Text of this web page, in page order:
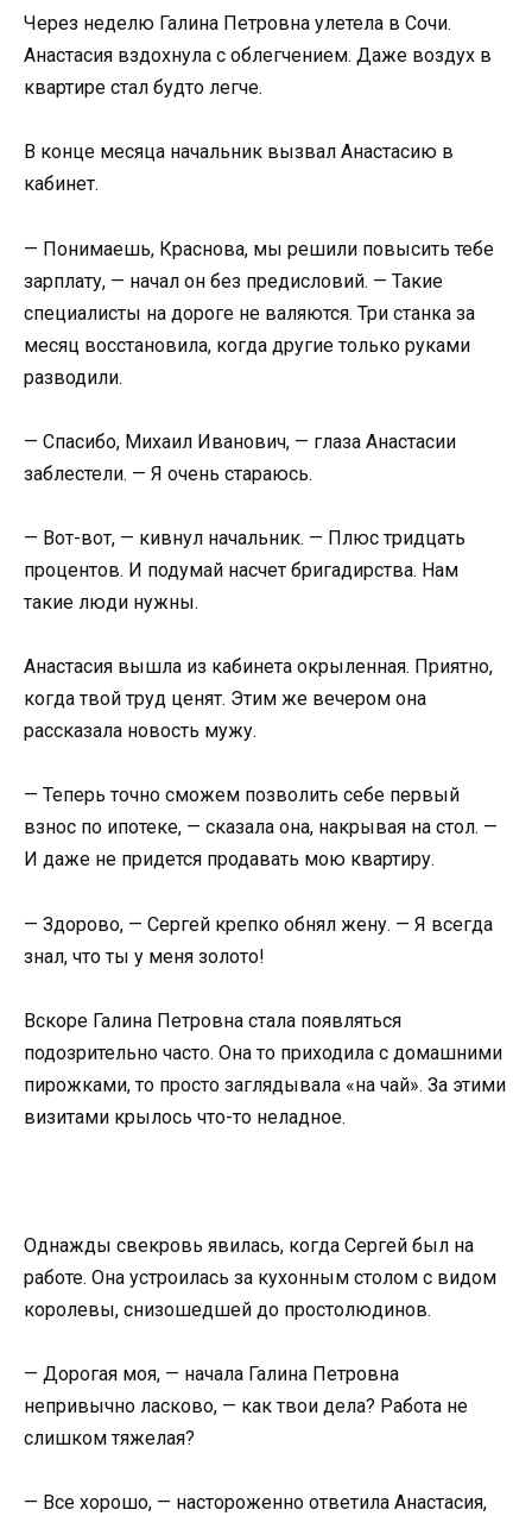
Через неделю Галина Петровна улетела в Сочи.
Анастасия вздохнула с облегчением. Даже воздух в
квартире стал будто легче.
В конце месяца начальник вызвал Анастасию в
кабинет.
— Понимаешь, Краснова, мы решили повысить тебе
зарплату, — начал он без предисловий. — Такие
специалисты на дороге не валяются. Три станка за
месяц восстановила, когда другие только руками
разводили.
— Спасибо, Михаил Иванович, — глаза Анастасии
заблестели. — Я очень стараюсь.
— Вот-вот, — кивнул начальник. — Плюс тридцать
процентов. И подумай насчет бригадирства. Нам
такие люди нужны.
Анастасия вышла из кабинета окрыленная. Приятно,
когда твой труд ценят. Этим же вечером она
рассказала новость мужу.
— Теперь точно сможем позволить себе первый
взнос по ипотеке, — сказала она, накрывая на стол. —
И даже не придется продавать мою квартиру.
— Здорово, — Сергей крепко обнял жену. — Я всегда
знал, что ты у меня золото!
Вскоре Галина Петровна стала появляться
подозрительно часто. Она то приходила с домашними
пирожками, то просто заглядывала «на чай». За этими
визитами крылось что-то неладное.
Однажды свекровь явилась, когда Сергей был на
работе. Она устроилась за кухонным столом с видом
королевы, снизошедшей до простолюдинов.
— Дорогая моя, — начала Галина Петровна
непривычно ласково, — как твои дела? Работа не
слишком тяжелая?
— Все хорошо, — настороженно ответила Анастасия,